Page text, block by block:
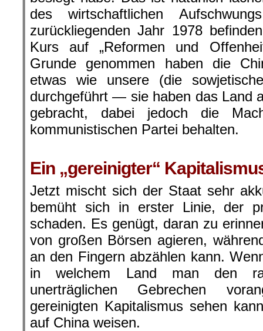
des wirtschaftlichen
zurückliegenden Jahr 1978
Kurs auf „Reformen und
Grunde genommen haben die
etwas wie unsere (die
durchgeführt — sie haben das Land
gebracht, dabei jedoch die
kommunistischen Partei behalten.
Ein „gereinigter“
Jetzt mischt sich der Staat sehr
bemüht sich in erster Linie, der
schaden. Es genügt, daran zu
von großen Börsen agieren,
an den Fingern abzählen kann.
in welchem Land man den
unerträglichen Gebrechen
gereinigten Kapitalismus sehen
auf China weisen.